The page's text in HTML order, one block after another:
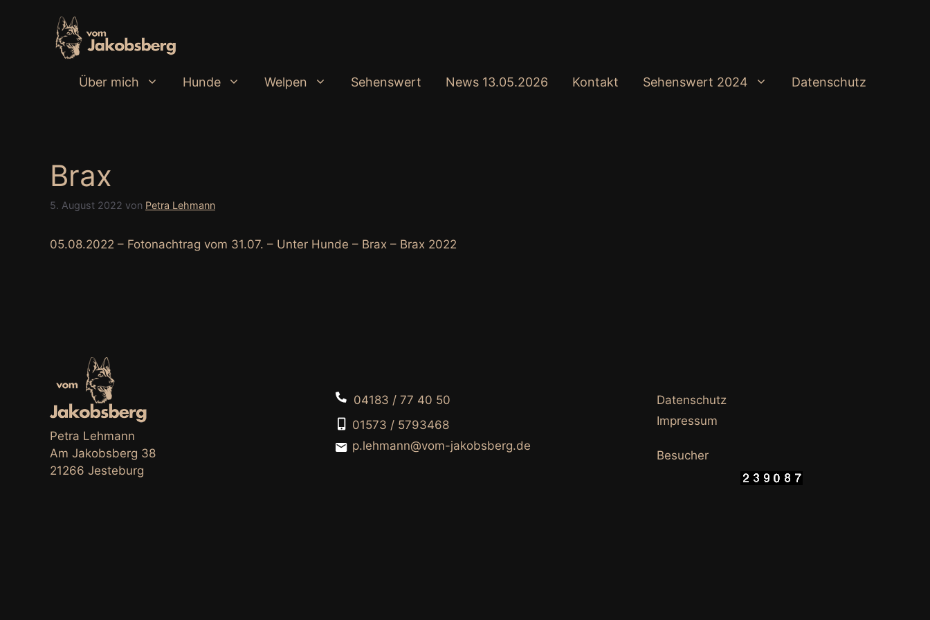
Über mich Hunde Welpen Sehenswert News 13.05.2026 Kontakt Sehenswert 2024 Datenschutz
Brax
5. August 2022 von Petra Lehmann
05.08.2022 – Fotonachtrag vom 31.07. – Unter Hunde – Brax – Brax 2022
Petra Lehmann
Am Jakobsberg 38
21266 Jesteburg
04183 / 77 40 50
01573 / 5793468
p.lehmann@vom-jakobsberg.de
Datenschutz
Impressum
Besucher